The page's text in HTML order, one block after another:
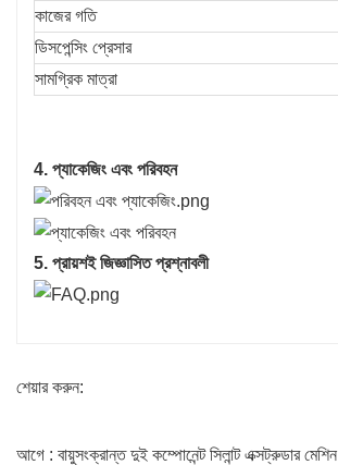
কাজের গতি
ডিসপেন্সিং প্রেসার
সামগ্রিক মাত্রা
4. প্যাকেজিং এবং পরিবহন
5. প্রায়শই জিজ্ঞাসিত প্রশ্নাবলী
শেয়ার করুন:
আগে : বায়ুসংক্রান্ত দুই কম্পোনেন্ট সিলান্ট এক্সট্রুডার মেশিন